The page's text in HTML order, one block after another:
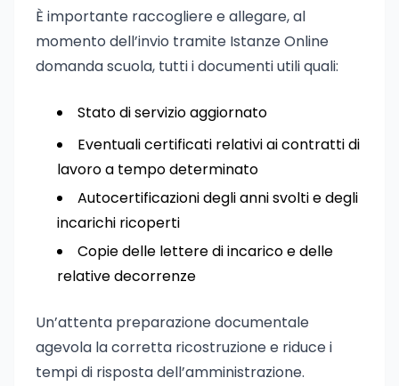
È importante raccogliere e allegare, al
momento dell’invio tramite Istanze Online
domanda scuola, tutti i documenti utili quali:
Stato di servizio aggiornato
Eventuali certificati relativi ai contratti di
lavoro a tempo determinato
Autocertificazioni degli anni svolti e degli
incarichi ricoperti
Copie delle lettere di incarico e delle
relative decorrenze
Un’attenta preparazione documentale
agevola la corretta ricostruzione e riduce i
tempi di risposta dell’amministrazione.